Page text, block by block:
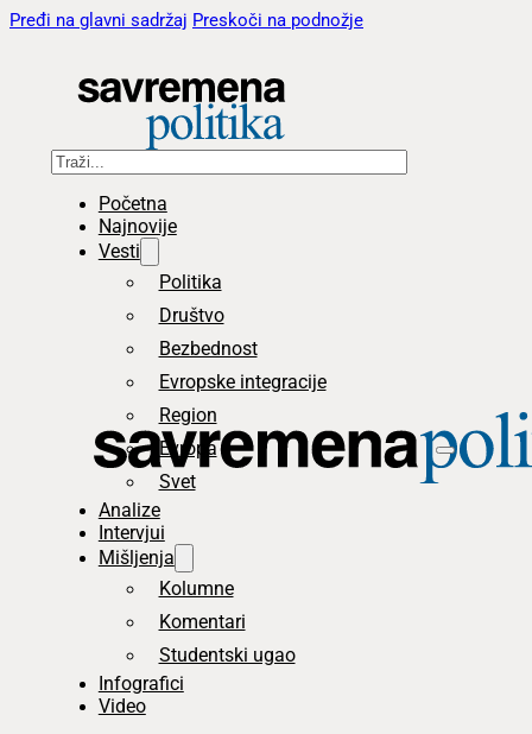
Pređi na glavni sadržaj Preskoči na podnožje
Pretraga
Početna
Najnovije
Vesti
Politika
Društvo
Bezbednost
Evropske integracije
Region
Evropa
Svet
Analize
Intervjui
Mišljenja
Kolumne
Komentari
Studentski ugao
Infografici
Video